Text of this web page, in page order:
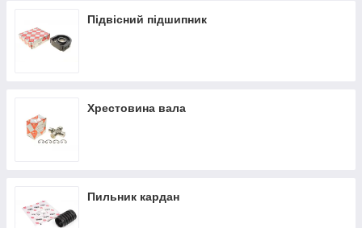
Підвісний підшипник
Хрестовина вала
Пильник кардан